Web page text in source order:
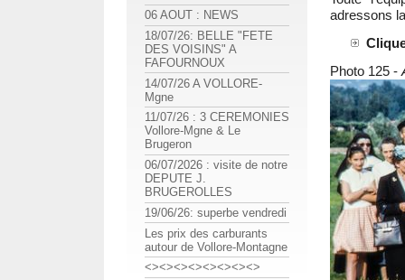
adressons
Photo 125 -
06 AOUT : NEWS
18/07/26: BELLE "FETE
DES VOISINS" A
FAFOURNOUX
14/07/26 A VOLLORE-
Mgne
11/07/26 : 3 CEREMONIES
Vollore-Mgne & Le
Brugeron
06/07/2026 : visite de notre
DEPUTE J.
BRUGEROLLES
19/06/26: superbe vendredi
Les prix des carburants
autour de Vollore-Montagne
<><><><><><><><>